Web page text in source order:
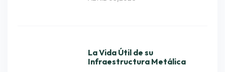
La Vida Útil de su
Infraestructura Metálica